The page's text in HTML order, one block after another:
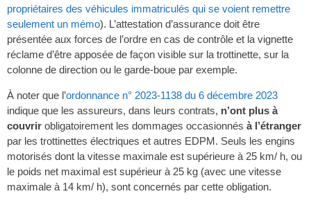
propriétaires des véhicules immatriculés qui se voient remettre
seulement un mémo). L’attestation d’assurance doit être
présentée aux forces de l’ordre en cas de contrôle et la vignette
réclame d’être apposée de façon visible sur la trottinette, sur la
colonne de direction ou le garde-boue par exemple.
À noter que l’ordonnance n° 2023-1138 du 6 décembre 2023
indique que les assureurs, dans leurs contrats, n’ont plus à
couvrir obligatoirement les dommages occasionnés à l’étranger
par les trottinettes électriques et autres EDPM. Seuls les engins
motorisés dont la vitesse maximale est supérieure à 25 km/ h, ou
le poids net maximal est supérieur à 25 kg (avec une vitesse
maximale à 14 km/ h), sont concernés par cette obligation.